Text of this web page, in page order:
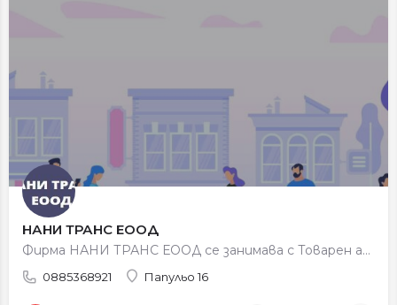
НАНИ ТРАНС ЕООД
Фирма НАНИ ТРАНС ЕООД се занимава с Товарен автомобилен транспорт, таксиметров превоз на пътници в страната и…
0885368921 Папульо 16